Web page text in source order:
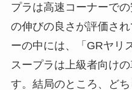
プラは高速コーナーで
の伸びの良さが評価さ
ーの中には、「GRヤリ
スープラは上級者向け
す。結局のところ、ど